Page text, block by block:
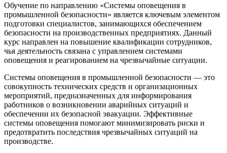
Обучение по направлению «Системы оповещения в
промышленной безопасности» является ключевым элементом
подготовки специалистов, занимающихся обеспечением
безопасности на производственных предприятиях. Данный
курс направлен на повышение квалификации сотрудников,
чья деятельность связана с управлением системами
оповещения и реагированием на чрезвычайные ситуации.
Системы оповещения в промышленной безопасности — это
совокупность технических средств и организационных
мероприятий, предназначенных для информирования
работников о возникновении аварийных ситуаций и
обеспечении их безопасной эвакуации. Эффективные
системы оповещения помогают минимизировать риски и
предотвратить последствия чрезвычайных ситуаций на
производстве.